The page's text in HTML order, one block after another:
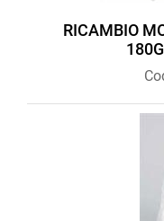
RICAMBIO